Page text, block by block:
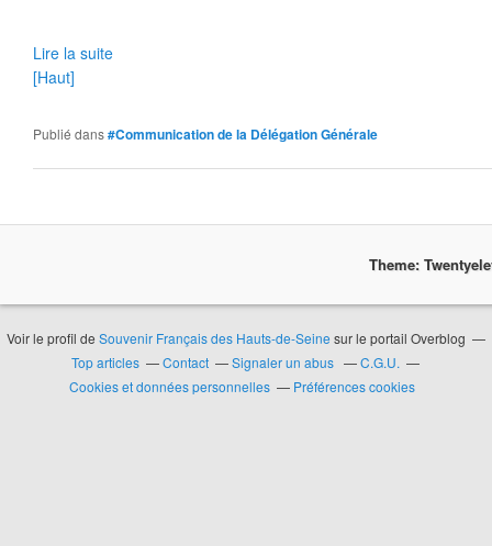
Lire la suite
[Haut]
Publié dans#Communication de la Délégation Générale
Theme:
Voir le profil de Souvenir Français des Hauts-de-Seine sur le portail Overblog
Top articles
Contact Signaler un abus
C.G.U.
Cookies et données personnelles
Préférences cookies